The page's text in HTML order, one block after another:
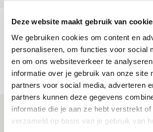
Deze website maakt gebruik van
We gebruiken cookies om content en
personaliseren, om functies voor social
en om ons websiteverkeer te
informatie over je gebruik van onze site
partners voor social media, adverteren
partners kunnen deze gegevens
informatie die je aan ze hebt verstrekt
verzameld op basis van je gebruik van
Míchels elf: zie jij al rol
aanwinsten in thuisduel
Shelbourne?
Laatste Kaarten Actie Ajax
Heerenveen